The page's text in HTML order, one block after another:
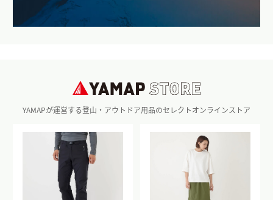
YAMAPが運営する登山・アウトドア用品のセレクトオンラインストア